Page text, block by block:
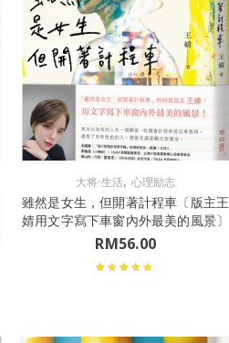
大将·生活, 心理励志
雖然是女生，但開著計程車〔版主王
婧用文字寫下車窗內外最美的風景〕
RM56.00